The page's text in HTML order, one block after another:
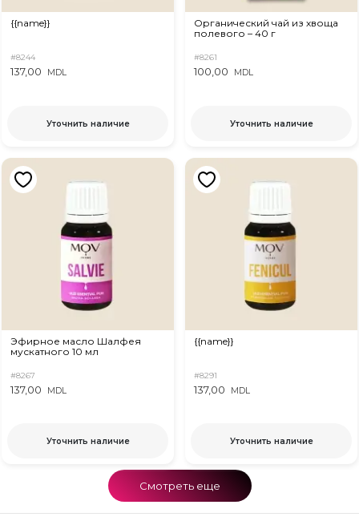
{{name}}
#8244
137,00 MDL
Уточнить наличие
Органический чай из хвоща
полевого – 40 г
#8261
100,00 MDL
Уточнить наличие
Эфирное масло Шалфея
мускатного 10 мл
#8267
137,00 MDL
Уточнить наличие
{{name}}
#8291
137,00 MDL
Уточнить наличие
Смотреть еще